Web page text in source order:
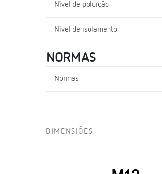
Nível de poluição
Nível de isolamento
NORMAS
Normas
DIMENSIÕES